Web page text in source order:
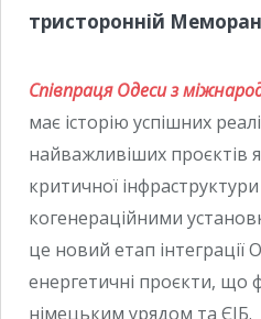
тристоронній
Співпраця Одеси з
має історію успішних
найважливіших проєктів
критичної інфраструктури
когенераційними
це новий етап інтеграції
енергетичні проєкти, що
німецьким урядом та ЄІБ.